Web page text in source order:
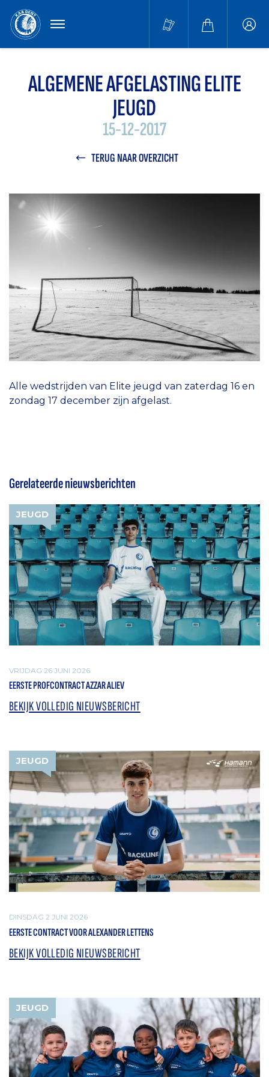
MENU
ALGEMENE AFGELASTING ELITE
JEUGD
15-12-2017
TERUG NAAR OVERZICHT
Alle wedstrijden van Elite jeugd van zaterdag 16 en
zondag 17 december zijn afgelast.
Gerelateerde nieuwsberichten
JEUGD
VRIJDAG 26 JUNI 2026
EERSTE PROFCONTRACT AZZAR ALIEV
BEKIJK VOLLEDIG NIEUWSBERICHT
JEUGD
DINSDAG 2 JUNI 2026
EERSTE CONTRACT VOOR ALEXANDER LETTENS
BEKIJK VOLLEDIG NIEUWSBERICHT
JEUGD